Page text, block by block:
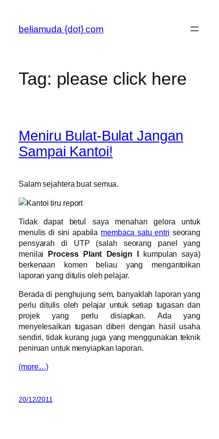
content
beliamuda {dot} com
Tag: please click here
Meniru Bulat-Bulat Jangan
Sampai Kantoi!
Salam sejahtera buat semua.
Tidak dapat betul saya menahan gelora untuk
menulis di sini apabila membaca satu entri seorang
pensyarah di UTP (salah seorang panel yang
menilai Process Plant Design I kumpulan saya)
berkenaan komen beliau yang mengantoikan
laporan yang ditulis oleh pelajar.
Berada di penghujung sem, banyaklah laporan yang
perlu ditulis oleh pelajar untuk setiap tugasan dan
projek yang perlu disiapkan. Ada yang
menyelesaikan tugasan diberi dengan hasil usaha
sendiri, tidak kurang juga yang menggunakan teknik
peniruan untuk menyiapkan laporan.
(more…)
20/12/2011